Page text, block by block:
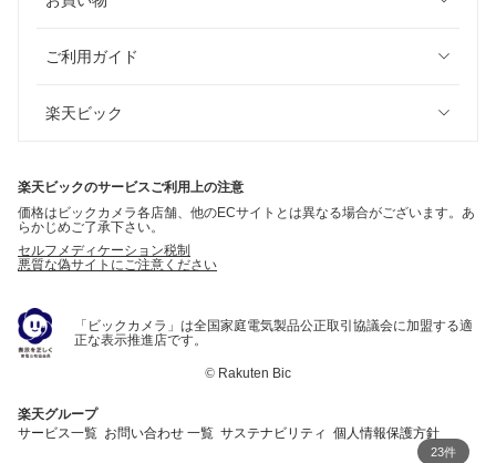
ご利用ガイド
楽天ビック
楽天ビックのサービスご利用上の注意
価格はビックカメラ各店舗、他のECサイトとは異なる場合がございます。あ
らかじめご了承下さい。
セルフメディケーション税制
悪質な偽サイトにご注意ください
「ビックカメラ」は全国家庭電気製品公正取引協議会に加盟する適
正な表示推進店です。
© Rakuten Bic
楽天グループ
サービス一覧 お問い合わせ 一覧 サステナビリティ 個人情報保護方針
23件